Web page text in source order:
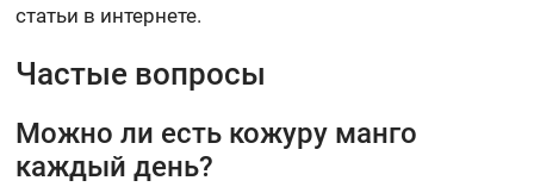
статьи в интернете.
Частые вопросы
Можно ли есть кожуру манго
каждый день?